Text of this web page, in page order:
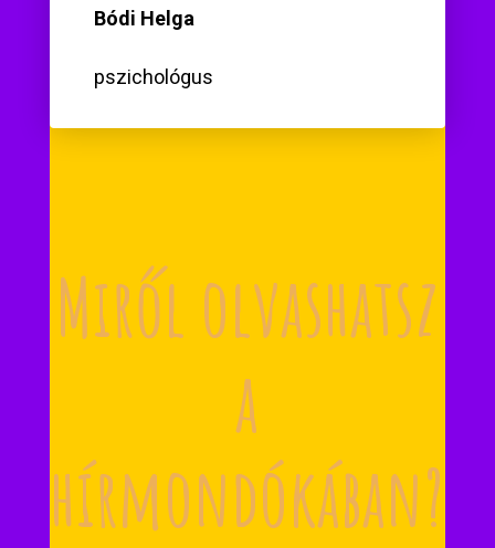
Bódi Helga
pszichológus
Miről olvashatsz
a
hírmondókában?